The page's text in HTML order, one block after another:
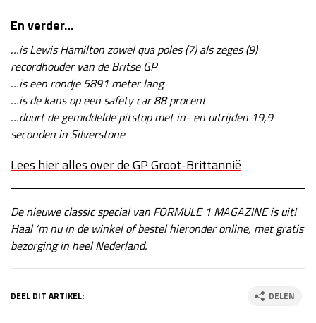
En verder…
…is Lewis Hamilton zowel qua poles (7) als zeges (9)
recordhouder van de Britse GP
…is een rondje 5891 meter lang
…is de kans op een safety car 88 procent
…duurt de gemiddelde pitstop met in- en uitrijden 19,9
seconden in Silverstone
Lees hier alles over de GP Groot-Brittannië
De nieuwe classic special van FORMULE 1 MAGAZINEis uit!
Haal ‘m nu in de winkel of bestel hieronder online, met gratis
bezorging in heel Nederland.
DEEL DIT ARTIKEL: DELEN